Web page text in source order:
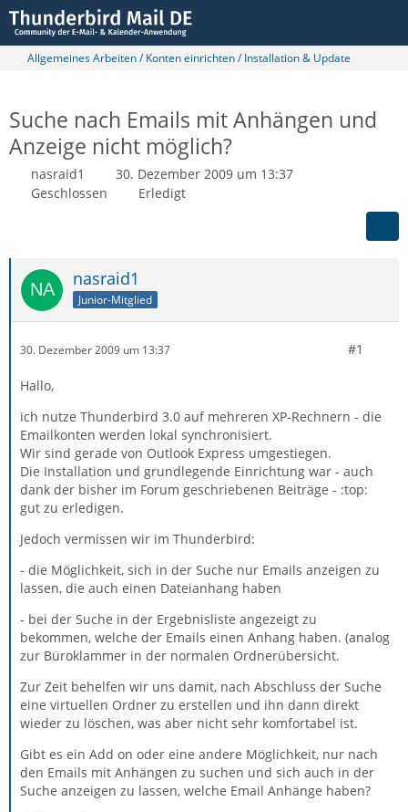
Allgemeines Arbeiten / Konten einrichten / Installation & Update
Suche nach Emails mit Anhängen und
Anzeige nicht möglich?
nasraid1
30. Dezember 2009 um 13:37
Geschlossen
Erledigt
nasraid1
Junior-Mitglied
30. Dezember 2009 um 13:37 #1
Hallo,
ich nutze Thunderbird 3.0 auf mehreren XP-Rechnern - die
Emailkonten werden lokal synchronisiert.
Wir sind gerade von Outlook Express umgestiegen.
Die Installation und grundlegende Einrichtung war - auch
dank der bisher im Forum geschriebenen Beiträge - :top:
gut zu erledigen.
Jedoch vermissen wir im Thunderbird:
- die Möglichkeit, sich in der Suche nur Emails anzeigen zu
lassen, die auch einen Dateianhang haben
- bei der Suche in der Ergebnisliste angezeigt zu
bekommen, welche der Emails einen Anhang haben. (analog
zur Büroklammer in der normalen Ordnerübersicht.
Zur Zeit behelfen wir uns damit, nach Abschluss der Suche
eine virtuellen Ordner zu erstellen und ihn dann direkt
wieder zu löschen, was aber nicht sehr komfortabel ist.
Gibt es ein Add on oder eine andere Möglichkeit, nur nach
den Emails mit Anhängen zu suchen und sich auch in der
Suche anzeigen zu lassen, welche Email Anhänge haben?